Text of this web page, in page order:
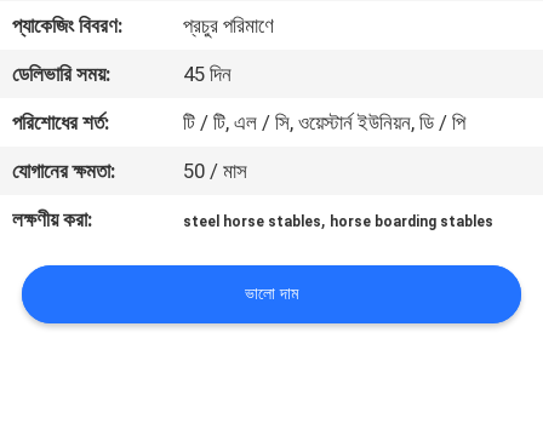
মান
নিয়ন্ত্রণ
যোগাযোগ
করুন
উদ্ধৃতির
জন্য
প্যাকেজিং বিবরণ:
প্রচুর পরিমাণে
ডেলিভারি সময়:
45 দিন
পরিশোধের শর্ত:
টি / টি, এল / সি, ওয়েস্টার্ন ইউনিয়ন, ডি / পি
যোগানের ক্ষমতা:
50 / মাস
লক্ষণীয় করা:
steel horse stables, horse boarding stables
ভালো দাম